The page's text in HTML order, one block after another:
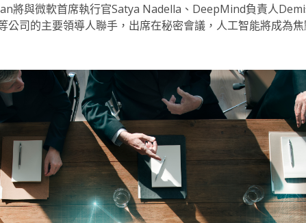
將與微軟首席執行官Satya Nadella、DeepMind負責人
公司的主要領導人聯手，出席在秘密會議，人工智能將成為焦